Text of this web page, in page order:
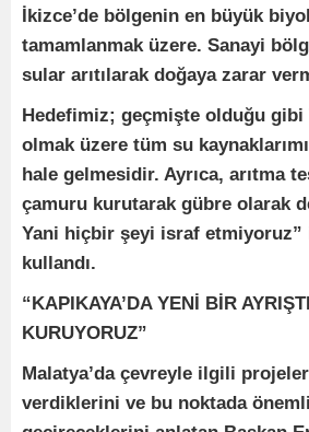
İkizce’de bölgenin en büyük
tamamlanmak üzere. Sanayi
sular arıtılarak doğaya zarar
Hedefimiz; geçmişte olduğu gibi
olmak üzere tüm su
hale gelmesidir. Ayrıca, arıtma
çamuru kurutarak gübre olarak
Yani hiçbir şeyi israf etmiyoruz”
kullandı.
“KAPIKAYA’DA YENİ BİR
KURUYORUZ”
Malatya’da çevreyle ilgili
verdiklerini ve bu noktada